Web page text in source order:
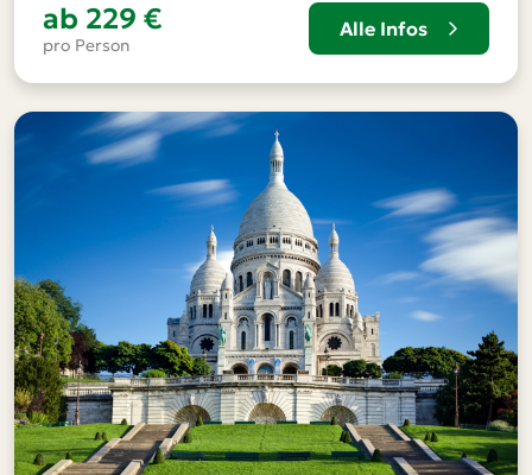
ab 229 €
pro Person
Alle Infos